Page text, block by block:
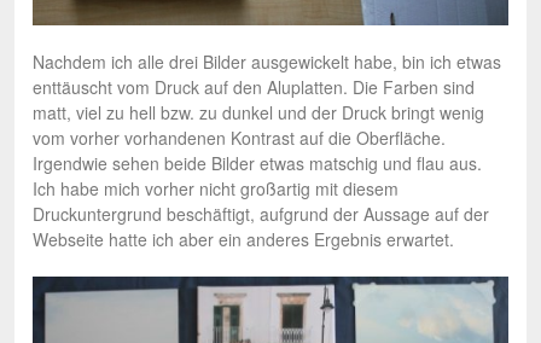
Nachdem ich alle drei Bilder ausgewickelt habe, bin ich etwas
enttäuscht vom Druck auf den Aluplatten. Die Farben sind
matt, viel zu hell bzw. zu dunkel und der Druck bringt wenig
vom vorher vorhandenen Kontrast auf die Oberfläche.
Irgendwie sehen beide Bilder etwas matschig und flau aus.
Ich habe mich vorher nicht großartig mit diesem
Druckuntergrund beschäftigt, aufgrund der Aussage auf der
Webseite hatte ich aber ein anderes Ergebnis erwartet.